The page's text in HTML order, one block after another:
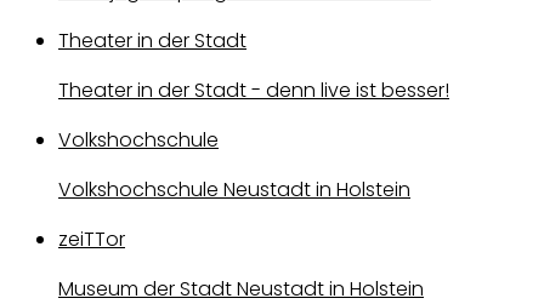
Theater in der Stadt
Theater in der Stadt - denn live ist besser!
Volkshochschule
Volkshochschule Neustadt in Holstein
zeiTTor
Museum der Stadt Neustadt in Holstein